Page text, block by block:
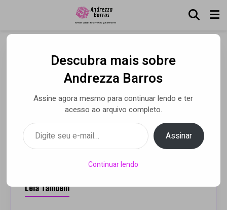
Conforte-se Campinas
locação de poltrona para
pós-operatório
Por Luca Moreira• 07 ago 2025
Leia Também
Descubra mais sobre
Andrezza Barros
Assine agora mesmo para continuar lendo e ter
acesso ao arquivo completo.
Digite seu e-mail…
Assinar
Continuar lendo